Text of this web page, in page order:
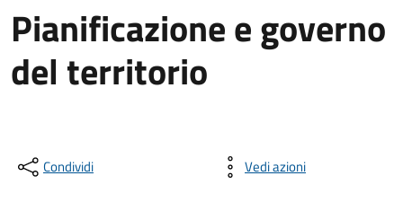
Pianificazione e governo
del territorio
Condividi Vedi azioni